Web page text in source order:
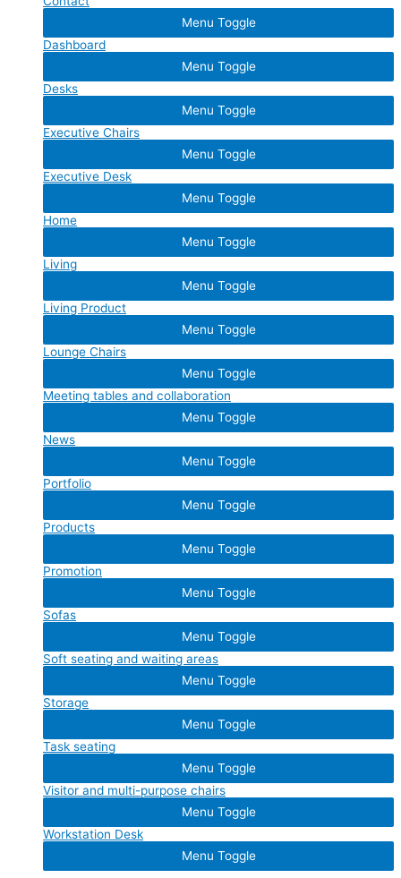
Menu Toggle
Dashboard
Menu Toggle
Desks
Menu Toggle
Executive Chairs
Menu Toggle
Executive Desk
Menu Toggle
Home
Menu Toggle
Living
Menu Toggle
Living Product
Menu Toggle
Lounge Chairs
Menu Toggle
Meeting tables and collaboration
Menu Toggle
News
Menu Toggle
Portfolio
Menu Toggle
Products
Menu Toggle
Promotion
Menu Toggle
Sofas
Menu Toggle
Soft seating and waiting areas
Menu Toggle
Storage
Menu Toggle
Task seating
Menu Toggle
Visitor and multi-purpose chairs
Menu Toggle
Workstation Desk
Menu Toggle